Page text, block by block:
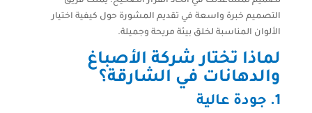
التصميم خبرة واسعة في تقديم المشورة حول كيفية اختيار
الألوان المناسبة لخلق بيئة مريحة وجميلة.
لماذا تختار شركة الأصباغ
والدهانات في الشارقة؟
1. جودة عالية